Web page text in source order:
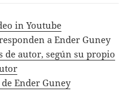
in Youtube
a Ender Guney
de autor, según su propio
Ender Guney